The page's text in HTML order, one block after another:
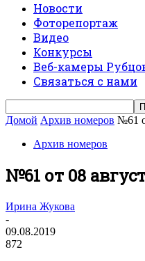
Новости
Фоторепортаж
Видео
Конкурсы
Веб-камеры
Связаться с нами
Домой Архив номеров №61
Архив номеров
№61 от 08
Ирина Жукова
-
09.08.2019
872